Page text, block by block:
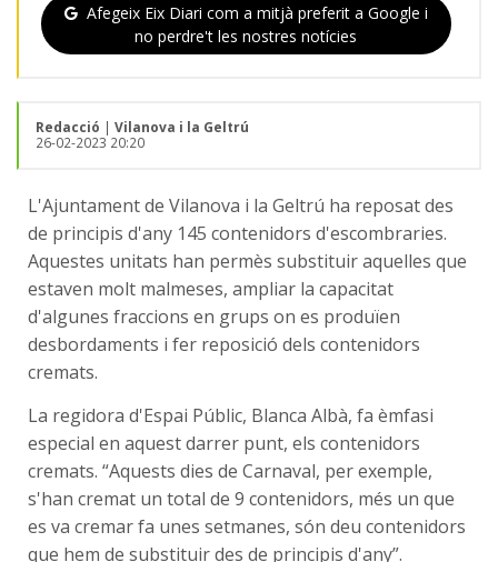
Afegeix Eix Diari com a mitjà preferit a Google i
no perdre't les nostres notícies
Redacció | Vilanova i la Geltrú
26-02-2023 20:20
L'Ajuntament de Vilanova i la Geltrú ha reposat des
de principis d'any 145 contenidors d'escombraries.
Aquestes unitats han permès substituir aquelles que
estaven molt malmeses, ampliar la capacitat
d'algunes fraccions en grups on es produïen
desbordaments i fer reposició dels contenidors
cremats.
La regidora d'Espai Públic, Blanca Albà, fa èmfasi
especial en aquest darrer punt, els contenidors
cremats. “Aquests dies de Carnaval, per exemple,
s'han cremat un total de 9 contenidors, més un que
es va cremar fa unes setmanes, són deu contenidors
que hem de substituir des de principis d'any”.